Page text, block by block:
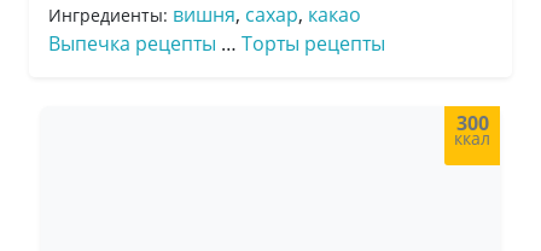
Ингредиенты: вишня, сахар, какао
Выпечка рецепты … Торты рецепты
300
ккал